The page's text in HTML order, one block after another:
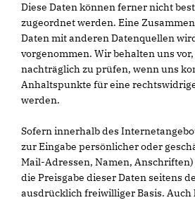
Diese Daten können ferner nicht
zugeordnet werden. Eine
Daten mit anderen Datenquellen
vorgenommen. Wir behalten uns
nachträglich zu prüfen, wenn uns
Anhaltspunkte für eine
werden.
Sofern innerhalb des
zur Eingabe persönlicher oder
Mail-Adressen, Namen,
die Preisgabe dieser Daten seitens
ausdrücklich freiwilliger Basis.